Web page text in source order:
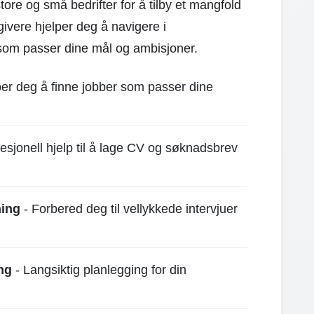
og små bedrifter for å tilby et mangfold
hjelper deg å navigere i
passer dine mål og ambisjoner.
deg å finne jobber som passer dine
hjelp til å lage CV og søknadsbrev
- Forbered deg til vellykkede intervjuer
- Langsiktig planlegging for din